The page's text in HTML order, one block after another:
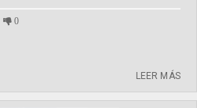
0
LEER MÁS